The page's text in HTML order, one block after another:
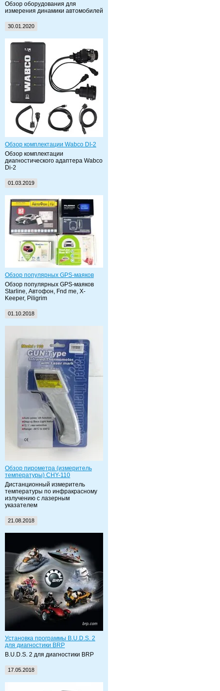
Обзор оборудования для
измерения динамики автомобилей
30.01.2020
Обзор комплектации Wabco DI-2
Обзор комплектации
диагностического адаптера Wabco
Di-2
01.03.2019
Обзор популярных GPS-маяков
Обзор популярных GPS-маяков
Starline, Автофон, Fnd me, X-
Keeper, Piligrim
01.10.2018
Обзор пирометра (измеритель
температуры) CHY-110
Дистанционный измеритель
температуры по инфракрасному
излучению с лазерным
указателем
21.08.2018
Установка программы B.U.D.S. 2
для диагностики BRP
B.U.D.S. 2 для диагностики BRP
17.05.2018